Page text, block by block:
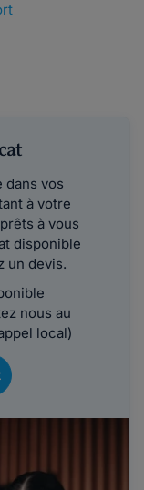
dans vos
à votre
à vous
disponible
un devis.
nous au
local)